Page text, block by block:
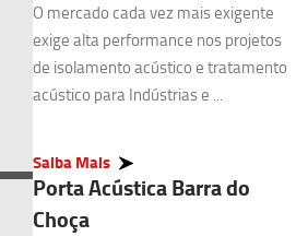
O mercado cada vez mais exigente
exige alta performance nos projetos
de isolamento acústico e tratamento
acústico para Indústrias e ...
Saiba Mais
Porta Acústica Barra do
Choça